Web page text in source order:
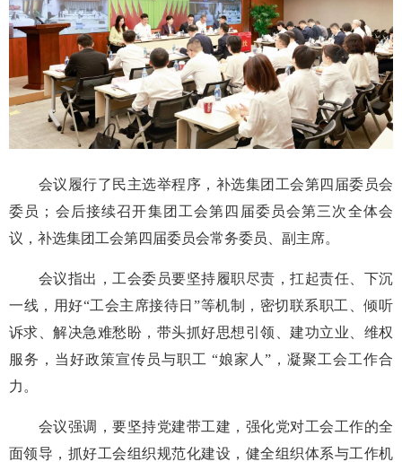
会议履行了民主选举程序，补选集团工会第四届委员会
委员；会后接续召开集团工会第四届委员会第三次全体会
议，补选集团工会第四届委员会常务委员、副主席。
会议指出，工会委员要坚持履职尽责，扛起责任、下沉
一线，用好“工会主席接待日”等机制，密切联系职工、倾听
诉求、解决急难愁盼，带头抓好思想引领、建功立业、维权
服务，当好政策宣传员与职工 “娘家人”，凝聚工会工作合
力。
会议强调，要坚持党建带工建，强化党对工会工作的全
面领导，抓好工会组织规范化建设，健全组织体系与工作机